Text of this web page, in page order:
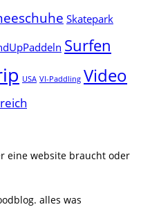
Skatepark
Surfen
USA VI-Paddling Video
eine website braucht oder
alles was